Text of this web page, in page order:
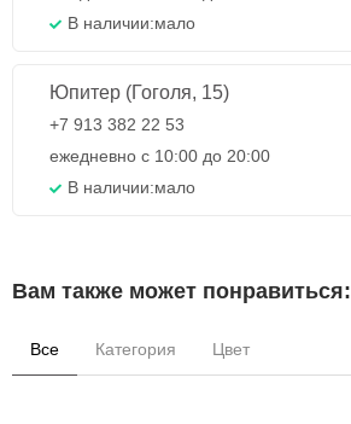
В наличии:мало
Юпитер (Гоголя, 15)
+7 913 382 22 53
ежедневно с 10:00 до 20:00
В наличии:мало
Вам также может понравиться:
Все Категория Цвет